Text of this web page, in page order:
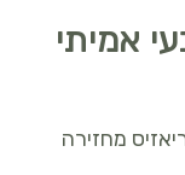
אמיתי
מחזירה